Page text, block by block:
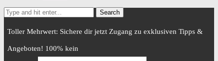
Search
Toller Mehrwert: Sichere dir jetzt Zugang zu exklusiven Tipps &
Angeboten! 100% kein